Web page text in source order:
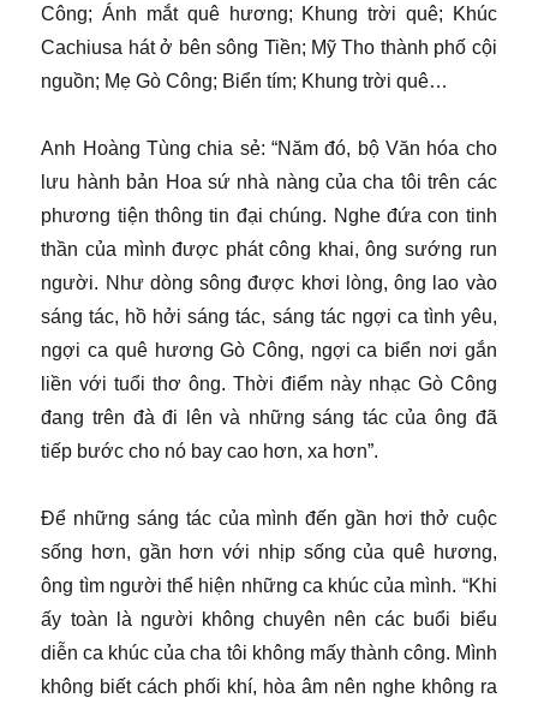
Công; Ánh mắt quê hương; Khung trời quê; Khúc
Cachiusa hát ở bên sông Tiền; Mỹ Tho thành phố cội
nguồn; Mẹ Gò Công; Biển tím; Khung trời quê…
Anh Hoàng Tùng chia sẻ: “Năm đó, bộ Văn hóa cho
lưu hành bản Hoa sứ nhà nàng của cha tôi trên các
phương tiện thông tin đại chúng. Nghe đứa con tinh
thần của mình được phát công khai, ông sướng run
người. Như dòng sông được khơi lòng, ông lao vào
sáng tác, hồ hởi sáng tác, sáng tác ngợi ca tình yêu,
ngợi ca quê hương Gò Công, ngợi ca biển nơi gắn
liền với tuổi thơ ông. Thời điểm này nhạc Gò Công
đang trên đà đi lên và những sáng tác của ông đã
tiếp bước cho nó bay cao hơn, xa hơn”.
Để những sáng tác của mình đến gần hơi thở cuộc
sống hơn, gần hơn với nhịp sống của quê hương,
ông tìm người thể hiện những ca khúc của mình. “Khi
ấy toàn là người không chuyên nên các buổi biểu
diễn ca khúc của cha tôi không mấy thành công. Mình
không biết cách phối khí, hòa âm nên nghe không ra